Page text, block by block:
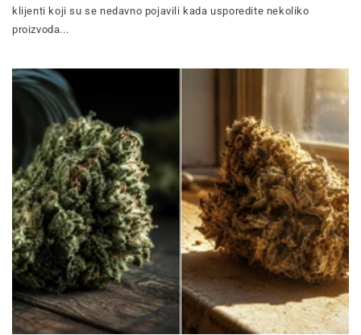
klijenti koji su se nedavno pojavili kada usporedite nekoliko
proizvoda...